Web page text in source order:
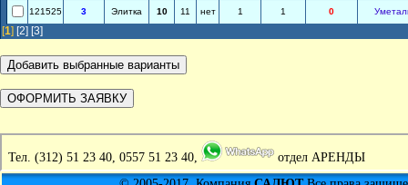
121525 3 Элитка 10 11 нет 1 1 0
[1] [2] [3]
Тел. (312) 51 23 40, 0557 51 23 40,
отдел АРЕНДЫ